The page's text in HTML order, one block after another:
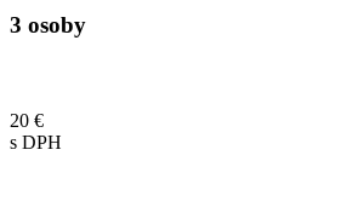
3 osoby
20 €
s DPH